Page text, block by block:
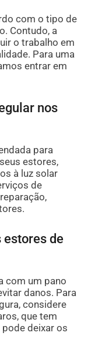
com o tipo de
Contudo, a
o trabalho em
Para uma
entrar em
nos
para
estores,
à luz solar
de
estores de
com um pano
danos. Para
considere
que tem
deixar os